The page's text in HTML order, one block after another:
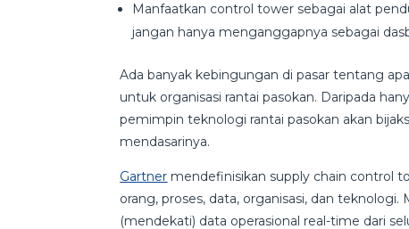
Manfaatkan control tower sebagai alat
jangan hanya menganggapnya sebagai
Ada banyak kebingungan di pasar tentang
untuk organisasi rantai pasokan. Daripada
pemimpin teknologi rantai pasokan akan
mendasarinya.
Gartner mendefinisikan supply chain control
orang, proses, data, organisasi, dan
(mendekati) data operasional real-time dari